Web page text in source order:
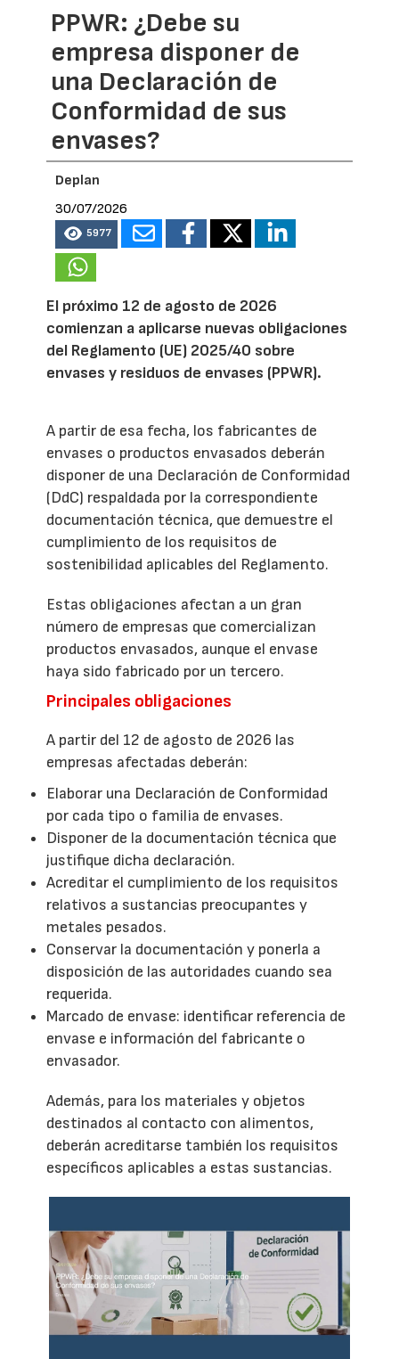
PPWR: ¿Debe su
empresa disponer de
una Declaración de
Conformidad de sus
envases?
Deplan
30/07/2026
5977
El próximo 12 de agosto de 2026
comienzan a aplicarse nuevas obligaciones
del Reglamento (UE) 2025/40 sobre
envases y residuos de envases (PPWR).
A partir de esa fecha, los fabricantes de
envases o productos envasados deberán
disponer de una Declaración de Conformidad
(DdC) respaldada por la correspondiente
documentación técnica, que demuestre el
cumplimiento de los requisitos de
sostenibilidad aplicables del Reglamento.
Estas obligaciones afectan a un gran
número de empresas que comercializan
productos envasados, aunque el envase
haya sido fabricado por un tercero.
Principales obligaciones
A partir del 12 de agosto de 2026 las
empresas afectadas deberán:
Elaborar una Declaración de Conformidad
por cada tipo o familia de envases.
Disponer de la documentación técnica que
justifique dicha declaración.
Acreditar el cumplimiento de los requisitos
relativos a sustancias preocupantes y
metales pesados.
Conservar la documentación y ponerla a
disposición de las autoridades cuando sea
requerida.
Marcado de envase: identificar referencia de
envase e información del fabricante o
envasador.
Además, para los materiales y objetos
destinados al contacto con alimentos,
deberán acreditarse también los requisitos
específicos aplicables a estas sustancias.